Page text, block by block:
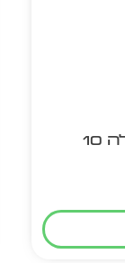
יצירה מצוות פורים מגילה 10